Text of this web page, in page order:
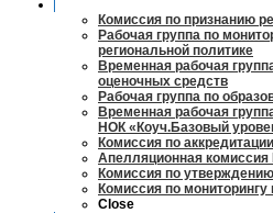
Комиссия по признанию
Рабочая группа по
региональной политике
Временная рабочая
оценочных средств
Рабочая группа по
Временная рабочая
НОК «Коуч.Базовый
Комиссия по
Апелляционная
Комиссия по
Комиссия по
Close